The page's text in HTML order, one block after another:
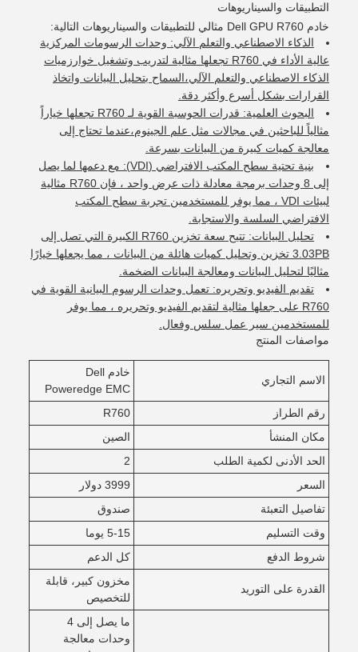
التطبيقات والسيناريوهات
خادم Dell GPU R760 مثالي للتطبيقات والسيناريوهات التالية:
الذكاء الاصطناعي والتعلم الآلي: وحدات الرسومات المركزية
عالية الأداء في R760 تجعلها مثالية لتدريب وتشغيل خوارزميات
الذكاء الاصطناعي والتعلم الآلي،السماح بتحليل البيانات واتخاذ
القرارات بشكل أسرع وأكثر دقة.
البحوث العلمية: قدرات الحوسبة القوية لـ R760 تجعلها خياراً
مثالياً للباحثين في مجالات مثل علم الجينوم،عندما تحتاج إلى
معالجة كميات كبيرة من البيانات بسرعة.
بنية تحتية سطح المكتب الافتراضي (VDI): مع دعمها لما يصل
إلى 8 وحدات برمجة معادلة ذات عرض واحد ، فإن R760 مثالية
لبيئات VDI ، مما يوفر للمستخدمين تجربة سطح المكتب
الافتراضي السلسة والاستجابة.
تحليل البيانات: تتيح سعة تخزين R760 الكبيرة التي تصل إلى
3.03PB تخزين وتحليل كميات هائلة من البيانات ، مما يجعلها خيارًا
مثاليًا لتحليل البيانات ومعالجة البيانات الضخمة.
تقديم الفيديو وتحريره: تعمل وحدات الرسوم البيانية القوية في
R760 على جعلها مثالية لتقديم الفيديو وتحريره ، مما يوفر
للمستخدمين سير عمل سلس وفعال.
مواصفات المنتج
الاسم التجاري
خادم Dell
Poweredge EMC
رقم الطراز
R760
مكان المنشأ
الصين
الحد الأدنى لكمية الطلب
2
السعر
3999 دولار
تفاصيل التعبئة
صندوق
وقت التسليم
5-15 يوما
شروط الدفع
كل الدعم
القدرة على التوريد
مخزون كبير، قابلة
للتخصيص
ما يصل إلى 4
وحدات معالجة